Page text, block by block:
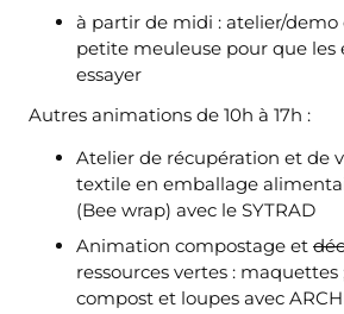
à partir de midi : atelier/demo
petite meuleuse pour que les
essayer
Autres animations de 10h à 17h :
Atelier de récupération et de
textile en emballage
(Bee wrap) avec le SYTRAD
Animation compostage et
ressources vertes :
compost et loupes avec